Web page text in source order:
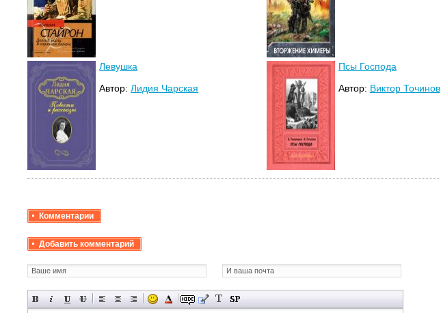
Левушка
Автор:Лидия Чарская
Псы Господа
Автор: Виктор Точинов
Комментарии
Добавить комментарий